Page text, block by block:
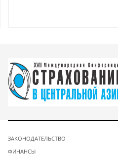
ЗАКОНОДАТЕЛЬСТВО
ФИНАНСЫ